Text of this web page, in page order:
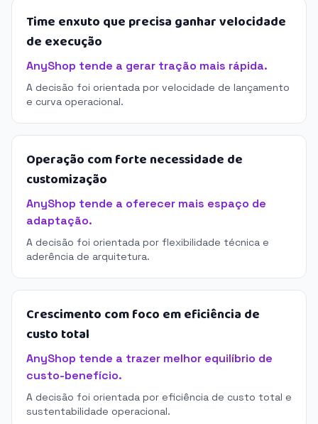
Time enxuto que precisa ganhar velocidade
de execução
AnyShop tende a gerar tração mais rápida.
A decisão foi orientada por velocidade de lançamento
e curva operacional.
Operação com forte necessidade de
customização
AnyShop tende a oferecer mais espaço de
adaptação.
A decisão foi orientada por flexibilidade técnica e
aderência de arquitetura.
Crescimento com foco em eficiência de
custo total
AnyShop tende a trazer melhor equilíbrio de
custo-benefício.
A decisão foi orientada por eficiência de custo total e
sustentabilidade operacional.